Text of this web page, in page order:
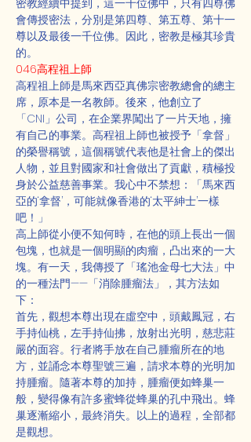
密教經續中提到，這一千位佛中，只有四尊佛
會傳授密法，分別是第四尊、第五尊、第十一
尊以及最後一千位佛。因此，密教是極其珍貴
的。
046高程祖上師
高程祖上師是馬來西亞真佛宗密教總會的總主
席，原本是一名教師。後來，他創立了
「CNI」公司，在企業界闖出了一片天地，擁
有自己的事業。高程祖上師也被授予「拿督」
的榮譽稱號，這個稱號代表他是社會上的傑出
人物，並且對國家和社會做出了貢獻，積極投
身於公益慈善事業。我心中不禁想：「馬來西
亞的‘拿督’，可能就像香港的‘太平紳士’一樣
吧！」
高上師從小便不知何時，在他的頭上長出一個
包塊，也就是一個明顯的肉瘤，凸出來的一大
塊。有一天，我傳授了「瑤池金母七大法」中
的一種法門——「消除腫瘤法」，其方法如
下：
首先，觀想本尊出現在虛空中，頭戴鳳冠，右
手持仙桃，左手持仙拂，放射出光明，慈悲莊
嚴的面容。行者將手放在自己腫瘤所在的地
方，並誦念本尊聖號三遍，請求本尊的光明加
持腫瘤。隨著本尊的加持，腫瘤便如蜂巢一
般，變得像有許多蜜蜂從蜂巢的孔中飛出。蜂
巢逐漸縮小，最終消失。以上的過程，全部都
是觀想。